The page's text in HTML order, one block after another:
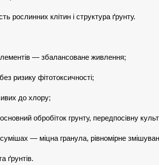
рослинних клітин і структура ґрунту.
— збалансоване живлення;
ризику фітотоксичності;
до хлору;
обробіток грунту, передпосівну
— міцна гранула, рівномірне
ґрунтів.